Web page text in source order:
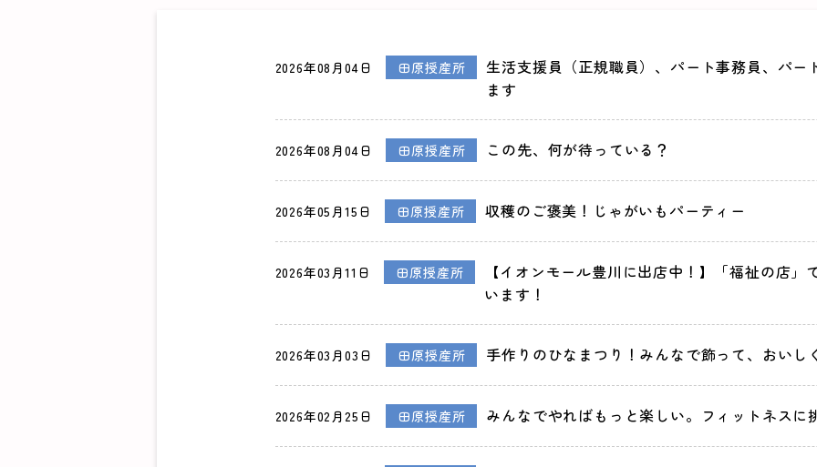
2026年08月04日 田原授産所
生活支援員（正規職員）、パート事務員、パー
ます
2026年08月04日 田原授産所 この先、何が待っている？
2026年05月15日 田原授産所 収穫のご褒美！じゃがいもパーティー
2026年03月11日 田原授産所
【イオンモール豊川に出店中！】「福祉の店」
います！
2026年03月03日 田原授産所 手作りのひなまつり！みんなで飾って、おいし
2026年02月25日 田原授産所 みんなでやればもっと楽しい。フィットネスに